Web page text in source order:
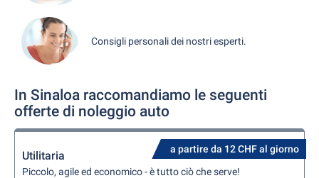
Consigli personali dei nostri esperti.
In Sinaloa raccomandiamo le seguenti
offerte di noleggio auto
a partire da 12 CHF al giorno
Utilitaria
Piccolo, agile ed economico - è tutto ciò che serve!